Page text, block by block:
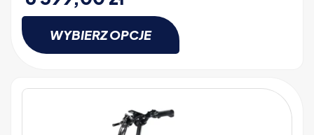
WYBIERZ OPCJE
ma